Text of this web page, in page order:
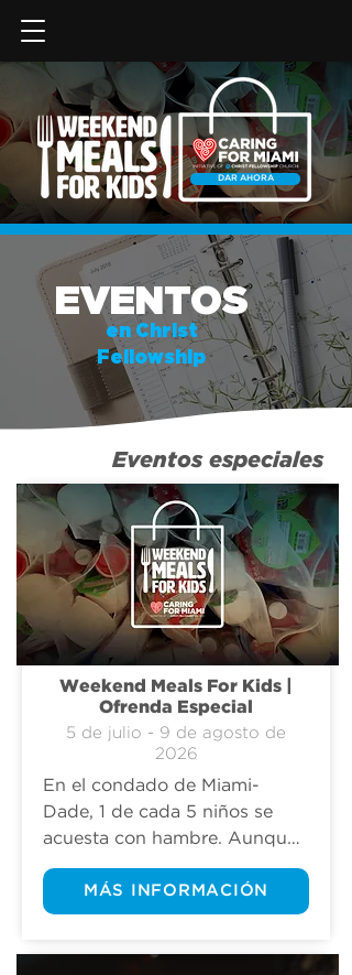
DAR AHORA
EVENTOS
en Christ
Fellowship
Eventos especiales
Weekend Meals For Kids |
Ofrenda Especial
5 de julio - 9 de agosto de
2026
En el condado de Miami-
Dade, 1 de cada 5 niños se
acuesta con hambre. Aunque
las escuelas ofrecen comidas
gratuitas durante la semana,
muchos niños no tienen qué
MÁS INFORMACIÓN